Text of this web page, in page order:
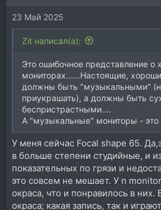
и
:23 Май 2025
Zit написал(а):
Это ошибочное представление о
мониторах......Настоящие,
должны быть "музыкальными"
приукрашать), а должны быть
беспристрастными....
А "музыкальные" мониторы -
У меня сейчас Focal shape 65.
в больше степени студийные, и
показательных по грязи и
это совсем не мешает. У n
окраса, что и понравилось в них.
окраса; какая запись, так и